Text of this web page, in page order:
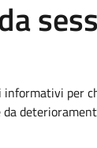
informativi per